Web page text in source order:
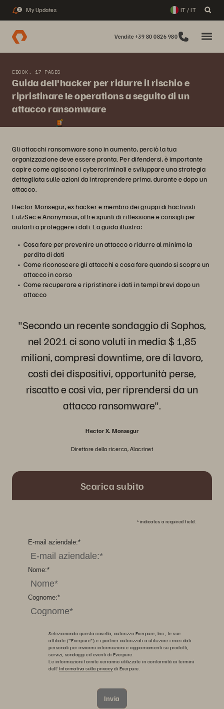
2 My Updates IT / IT
Vendite +39 80 0826 980
EBOOK, 17 PAGES
Guida dell'hacker per ridurre il rischio e
ripristinare le operations a seguito di un
attacco ransomware
Gli attacchi ransomware sono in aumento, perciò la tua
organizzazione deve essere pronta. Per difendersi, è importante
capire come agiscono i cybercriminali e sviluppare una strategia
dettagliata sulle azioni da intraprendere prima, durante e dopo un
attacco.
Hector Monsegur, ex hacker e membro dei gruppi di hactivisti
LulzSec e Anonymous, offre spunti di riflessione e consigli per
aiutarti a proteggere i dati. La guida illustra:
Cosa fare per prevenire un attacco o ridurre al minimo la
perdita di dati
Come riconoscere gli attacchi e cosa fare quando si scopre un
attacco in corso
Come recuperare e ripristinare i dati in tempi brevi dopo un
attacco
"Secondo un recente sondaggio di Sophos,
nel 2021 ci sono voluti in media $ 1,85
milioni, compresi downtime, ore di lavoro,
costi dei dispositivi, opportunità perse,
riscatto e così via, per riprendersi da un
attacco ransomware".
Hector X. Monsegur
Direttore della ricerca, Alacrinet
Scarica subito
* indicates a required field.
*
E-mail aziendale:
*
Nome:
*
Cognome:
Selezionando questa casella, autorizzo Everpure, Inc., le sue
affiliate ("Everpure") e i partner autorizzati a utilizzare i miei dati
personali per inviarmi informazioni e aggiornamenti su prodotti,
servizi, sondaggi ed eventi di Everpure.
Le informazioni fornite verranno utilizzate in conformità ai termini
dell' Informativa sulla privacydi Everpure.
Invia